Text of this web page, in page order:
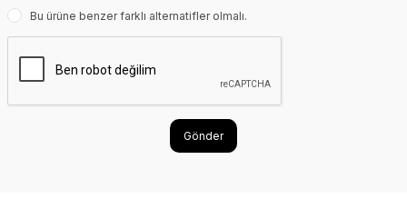
Bu ürüne benzer farklı alternatifler olmalı.
Gönder